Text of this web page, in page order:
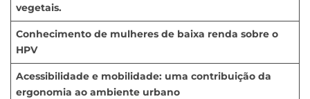
vegetais.
Conhecimento de mulheres de baixa renda sobre o
HPV
Acessibilidade e mobilidade: uma contribuição da
ergonomia ao ambiente urbano